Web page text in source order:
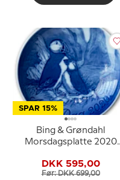
SPAR 15%
Bing & Grøndahl
Morsdagsplatte 2020
DKK 595,00
Før: DKK 699,00